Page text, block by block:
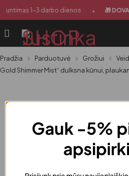
1-3 darbo dienos • 🎁
Pradžia Parduotuvė Grožiui
Gold Shimmer Mist“ dulksna kūnui,
Gauk -5%